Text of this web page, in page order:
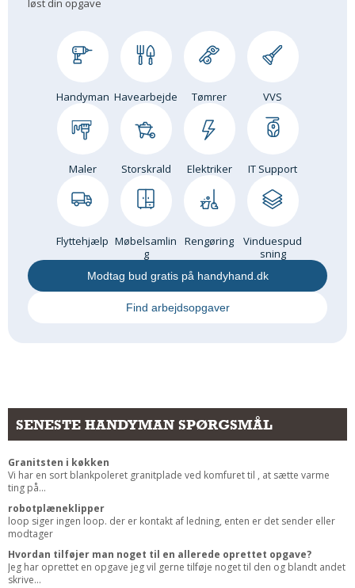
løst din opgave
Handyman Havearbejde Tømrer VVS
Maler Storskrald Elektriker IT Support
Flyttehjælp Møbelsamlin
g
Rengøring
Vinduespud
sning
Modtag bud gratis på handyhand.dk
Find arbejdsopgaver
SENESTE HANDYMAN SPØRGSMÅL
Granitsten i køkken
Vi har en sort blankpoleret granitplade ved komfuret til , at sætte varme
ting på...
robotplæneklipper
loop siger ingen loop. der er kontakt af ledning, enten er det sender eller
modtager
Hvordan tilføjer man noget til en allerede oprettet opgave?
Jeg har oprettet en opgave jeg vil gerne tilføje noget til den og blandt andet
skrive...